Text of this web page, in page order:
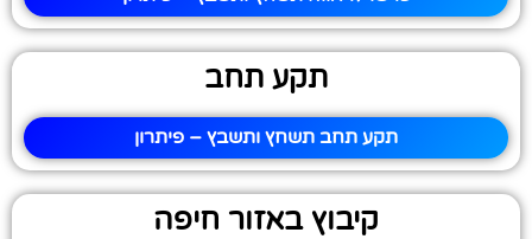
תקע תחב
תקע תחב תשחץ ותשבץ – פיתרון
קיבוץ באזור חיפה